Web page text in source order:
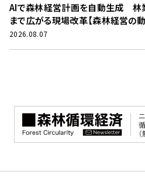
AIで森林経営計画を自動生成 林
まで広がる現場改革【森林経営の
2026.08.07